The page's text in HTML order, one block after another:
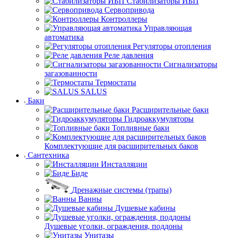
Сервопривода
Контроллеры
Управляющая
автоматика
Регуляторы отопления
Реле давления
Сигнализаторы
загазованности
Термостаты
SALUS
Баки
Расширительные баки
Гидроаккумуляторы
Топливные баки
Комплектующие для расширительных баков
Сантехника
Инсталляции
Биде
Дренажные системы (трапы)
Ванны
Душевые кабины
Душевые уголки, ограждения, поддоны
Унитазы